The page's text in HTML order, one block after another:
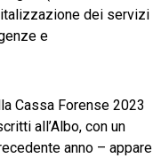
dei servizi
e
Cassa Forense 2023
all’Albo, con un
anno – appare